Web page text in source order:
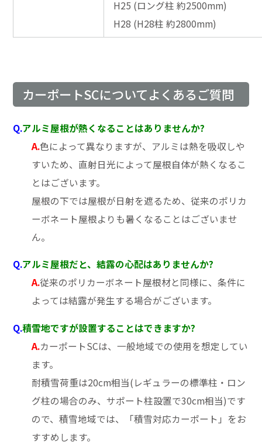
H25 (ロング柱 約2500mm)
H28 (H28柱 約2800mm)
カーポートSCについてよくあるご質問
Q.アルミ屋根が熱くなることはありませんか?
A.色によって異なりますが、アルミは熱を吸収しや
すいため、直射日光によって屋根自体が熱くなるこ
とはございます。
屋根の下では屋根が日射を遮るため、従来のポリカ
ーボネート屋根よりも暑くなることはございませ
ん。
Q.アルミ屋根だと、結露の心配はありませんか?
A.従来のポリカーボネート屋根材と同様に、条件に
よっては結露が発生する場合がございます。
Q.積雪地ですが設置することはできますか?
A.カーポートSCは、一般地域での使用を想定してい
ます。
耐積雪荷重は20cm相当(レギュラーの標準柱・ロン
グ柱の場合のみ、サポート柱設置で30cm相当)です
ので、積雪地域では、「積雪対応カーポート」をお
すすめします。